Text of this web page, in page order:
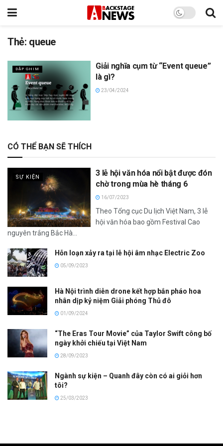
Thẻ: queue
DẬP GHIM
Giải nghĩa cụm từ “Event queue”
là gì?
23/04/2024
CÓ THỂ BẠN SẼ THÍCH
SỰ KIỆN
3 lễ hội văn hóa nổi bật được đón
chờ trong mùa hè tháng 6
16/07/2023
Theo Tổng cục Du lịch Việt Nam, 3 lễ
hội văn hóa bao gồm Festival Cao
nguyên trắng Bắc Hà...
Hỗn loạn xảy ra tại lễ hội âm nhạc Electric Zoo
05/09/2023
Hà Nội trình diễn drone kết hợp bắn pháo hoa
nhân dịp kỷ niệm Giải phóng Thủ đô
01/09/2024
“The Eras Tour Movie” của Taylor Swift công bố
ngày khởi chiếu tại Việt Nam
28/09/2023
Ngành sự kiện – Quanh đây còn có ai giỏi hơn
tôi?
25/03/2023